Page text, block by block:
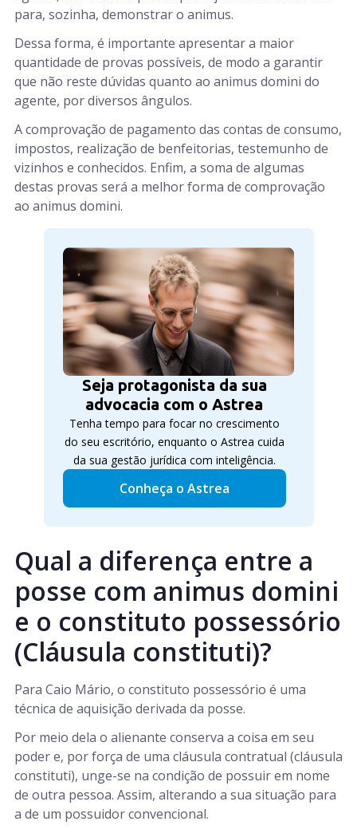
para, sozinha, demonstrar o animus.
Dessa forma, é importante apresentar a maior
quantidade de provas possíveis, de modo a garantir
que não reste dúvidas quanto ao animus domini do
agente, por diversos ângulos.
A comprovação de pagamento das contas de consumo,
impostos, realização de benfeitorias, testemunho de
vizinhos e conhecidos. Enfim, a soma de algumas
destas provas será a melhor forma de comprovação
ao animus domini.
Seja protagonista da sua
advocacia com o Astrea
Tenha tempo para focar no crescimento
do seu escritório, enquanto o Astrea cuida
da sua gestão jurídica com inteligência.
Conheça o Astrea
Qual a diferença entre a
posse com animus domini
e o constituto possessório
(Cláusula constituti)?
Para Caio Mário, o constituto possessório é uma
técnica de aquisição derivada da posse.
Por meio dela o alienante conserva a coisa em seu
poder e, por força de uma cláusula contratual (cláusula
constituti), unge-se na condição de possuir em nome
de outra pessoa. Assim, alterando a sua situação para
a de um possuidor convencional.